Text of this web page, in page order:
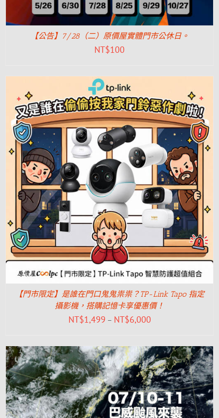
【公告】7/28（二）原價屋實體門市公休日。
NT$100
【門市限定】是誰在門口鬼鬼祟祟？TP-Link Tapo 指定
攝影機，搭購記憶卡享優惠價！
NT$1,499 – NT$6,000